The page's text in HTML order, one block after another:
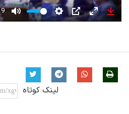
Mute Settings
PIP Enter
لینک کوتاه